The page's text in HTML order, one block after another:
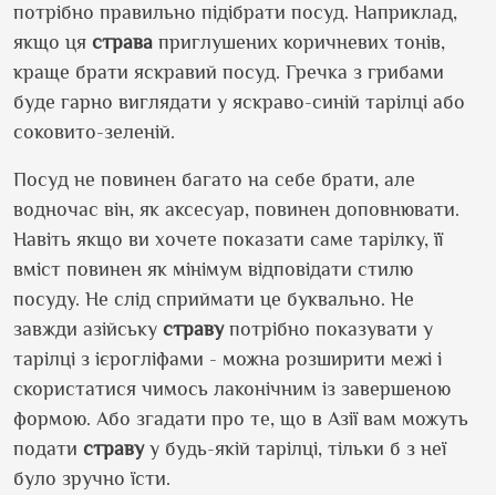
потрібно правильно підібрати посуд. Наприклад,
якщо ця страва приглушених коричневих тонів,
краще брати яскравий посуд. Гречка з грибами
буде гарно виглядати у яскраво-синій тарілці або
соковито-зеленій.
Посуд не повинен багато на себе брати, але
водночас він, як аксесуар, повинен доповнювати.
Навіть якщо ви хочете показати саме тарілку, її
вміст повинен як мінімум відповідати стилю
посуду. Не слід сприймати це буквально. Не
завжди азійську стравупотрібно показувати у
тарілці з ієрогліфами - можна розширити межі і
скористатися чимось лаконічним із завершеною
формою. Або згадати про те, що в Азії вам можуть
подати стравуу будь-якій тарілці, тільки б з неї
було зручно їсти.